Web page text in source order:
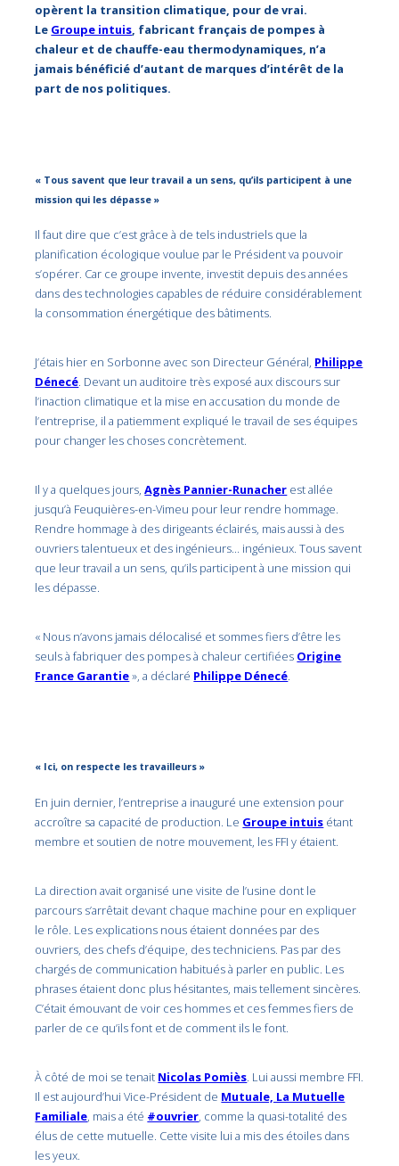
opèrent la transition climatique, pour de vrai.
Le Groupe intuis, fabricant français de pompes à
chaleur et de chauffe-eau thermodynamiques, n’a
jamais bénéficié d’autant de marques d’intérêt de la
part de nos politiques.
« Tous savent que leur travail a un sens, qu’ils participent à une
mission qui les dépasse »
Il faut dire que c’est grâce à de tels industriels que la
planification écologique voulue par le Président va pouvoir
s’opérer. Car ce groupe invente, investit depuis des années
dans des technologies capables de réduire considérablement
la consommation énergétique des bâtiments.
J’étais hier en Sorbonne avec son Directeur Général, Philippe
Dénecé. Devant un auditoire très exposé aux discours sur
l’inaction climatique et la mise en accusation du monde de
l’entreprise, il a patiemment expliqué le travail de ses équipes
pour changer les choses concrètement.
Il y a quelques jours,Agnès Pannier-Runacher est allée
jusqu’à Feuquières-en-Vimeu pour leur rendre hommage.
Rendre hommage à des dirigeants éclairés, mais aussi à des
ouvriers talentueux et des ingénieurs… ingénieux. Tous savent
que leur travail a un sens, qu’ils participent à une mission qui
les dépasse.
« Nous n’avons jamais délocalisé et sommes fiers d’être les
seuls à fabriquer des pompes à chaleur certifiées Origine
France Garantie», a déclaré Philippe Dénecé.
« Ici, on respecte les travailleurs »
En juin dernier, l’entreprise a inauguré une extension pour
accroître sa capacité de production. Le Groupe intuis étant
membre et soutien de notre mouvement, les FFI y étaient.
La direction avait organisé une visite de l’usine dont le
parcours s’arrêtait devant chaque machine pour en expliquer
le rôle. Les explications nous étaient données par des
ouvriers, des chefs d’équipe, des techniciens. Pas par des
chargés de communication habitués à parler en public. Les
phrases étaient donc plus hésitantes, mais tellement sincères.
C’était émouvant de voir ces hommes et ces femmes fiers de
parler de ce qu’ils font et de comment ils le font.
À côté de moi se tenait Nicolas Pomiès. Lui aussi membre FFI.
Il est aujourd’hui Vice-Président de Mutuale, La Mutuelle
Familiale, mais a été #ouvrier, comme la quasi-totalité des
élus de cette mutuelle. Cette visite lui a mis des étoiles dans
les yeux.